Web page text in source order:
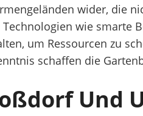
wider, die
wie smarte
um Ressourcen zu
schaffen die
Und